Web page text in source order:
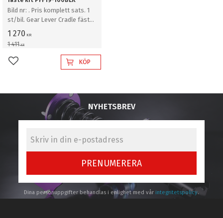
Bild nr: . Pris komplett sats. 1
st/bil. Gear Lever Cradle fäste
kit
1 270 KR
1 411KR
Lägg till i favoriterKÖP
NYHETSBREV
PRENUMERERA
Dina personuppgifter behandlas i enlighet med vår integritetspolicy.